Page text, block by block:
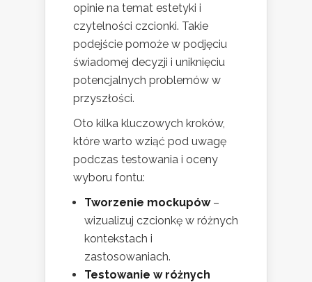
opinie na temat estetyki i
czytelności czcionki. Takie
podejście pomoże w podjęciu
świadomej decyzji i uniknięciu
potencjalnych problemów w
przyszłości.
Oto kilka kluczowych kroków,
które warto wziąć pod uwagę
podczas testowania i oceny
wyboru fontu:
Tworzenie mockupów–
wizualizuj czcionkę w różnych
kontekstach i
zastosowaniach.
Testowanie w różnych